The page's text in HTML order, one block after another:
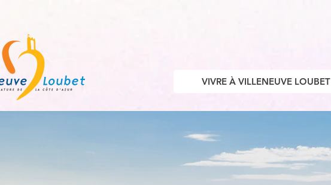
VIVRE À VILLENEUVE LOUBET